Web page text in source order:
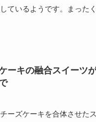
ているようです。まった
ーキの融合スイーツ
ーズケーキを合体させた